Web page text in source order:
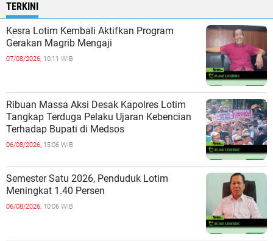
TERKINI
Kesra Lotim Kembali Aktifkan Program
Gerakan Magrib Mengaji
07/08/2026, 10:11 WIB
Ribuan Massa Aksi Desak Kapolres Lotim
Tangkap Terduga Pelaku Ujaran Kebencian
Terhadap Bupati di Medsos
06/08/2026, 15:06 WIB
Semester Satu 2026, Penduduk Lotim
Meningkat 1.40 Persen
06/08/2026, 10:06 WIB